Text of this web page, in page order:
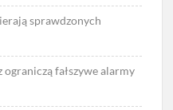
sprawdzonych
fałszywe alarmy